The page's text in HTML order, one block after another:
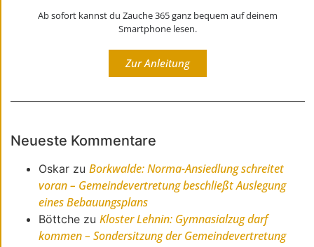
Ab sofort kannst du Zauche 365 ganz bequem auf deinem
Smartphone lesen.
Zur Anleitung
Neueste Kommentare
Oskar zu Borkwalde: Norma-Ansiedlung schreitet
voran – Gemeindevertretung beschließt Auslegung
eines Bebauungsplans
Böttche zu Kloster Lehnin: Gymnasialzug darf
kommen – Sondersitzung der Gemeindevertretung